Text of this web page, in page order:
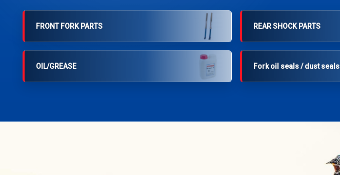
FRONT FORK PARTS REAR SHOCK PARTS
OIL/GREASE Fork oil seals / dust seals